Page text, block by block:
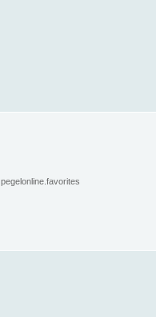
pegelonline.favorites